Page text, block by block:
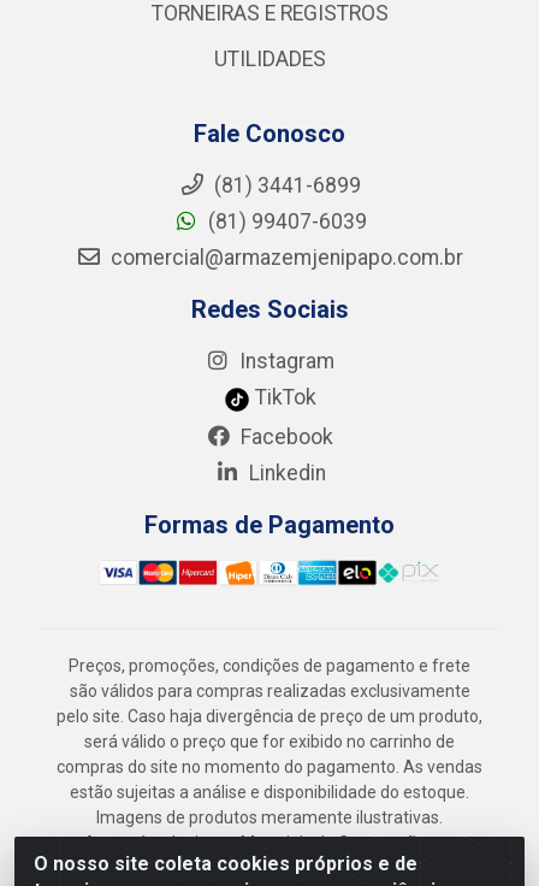
O nosso site coleta cookies próprios e de
TORNEIRAS E REGISTROS
UTILIDADES
Fale Conosco
(81) 3441-6899
(81) 99407-6039
comercial@armazemjenipapo.com.br
Redes Sociais
Instagram
TikTok
Facebook
Linkedin
Formas de Pagamento
Preços, promoções, condições de pagamento e frete
são válidos para compras realizadas exclusivamente
pelo site. Caso haja divergência de preço de um produto,
será válido o preço que for exibido no carrinho de
compras do site no momento do pagamento. As vendas
estão sujeitas a análise e disponibilidade do estoque.
Imagens de produtos meramente ilustrativas.
Armazém Jenipapo Materiais de Construção em
Geral LTDA - Rua das Flores, 2691 - Guabiraba,